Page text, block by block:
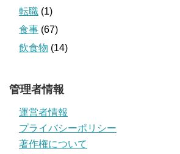
転職 (1)
食事 (67)
飲食物 (14)
管理者情報
運営者情報
プライバシーポリシー
著作権について